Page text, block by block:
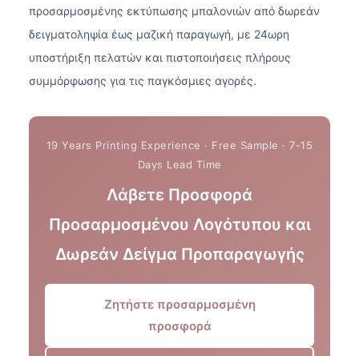
προσαρμοσμένης εκτύπωσης μπαλονιών από δωρεάν
δειγματοληψία έως μαζική παραγωγή, με 24ωρη
υποστήριξη πελατών και πιστοποιήσεις πλήρους
συμμόρφωσης για τις παγκόσμιες αγορές.
Λάβετε Προσφορά
Προσαρμοσμένου Λογότυπου και
Δωρεάν Δείγμα Προπαραγωγής
Ζητήστε προσαρμοσμένη
προσφορά